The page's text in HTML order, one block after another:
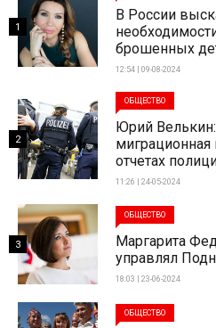
В России
брошенных
12:54 | 09-08-2024
1
ОБЩЕСТВО
Юрий
миграционная
отчетах
11:26 | 24-05-2024
2
ОБЩЕСТВО
Маргарита
управлял
18:03 | 23-06-2024
3
ОБЩЕСТВО